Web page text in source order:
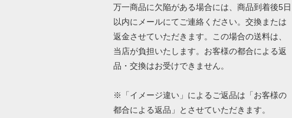
万一商品に欠陥がある場合には、商品到着後5日
以内にメールにてご連絡ください。交換または
返金させていただきます。この場合の送料は、
当店が負担いたします。お客様の都合による返
品・交換はお受けできません。
※「イメージ違い」によるご返品は「お客様の
都合による返品」とさせていただきます。